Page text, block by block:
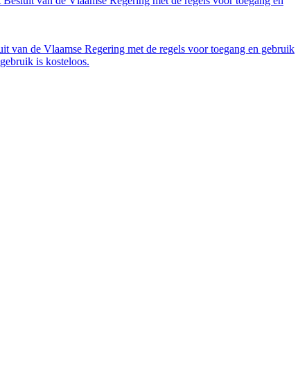
van de Vlaamse Regering met de regels voor toegang en gebruik
is kosteloos.